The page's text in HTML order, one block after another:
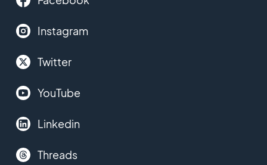
Instagram
Twitter
YouTube
Linkedin
Threads